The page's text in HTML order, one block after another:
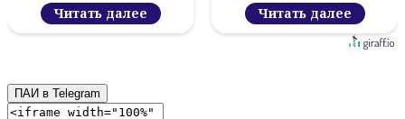
проектЧитать далее Читать далее
ПАИ в Telegram